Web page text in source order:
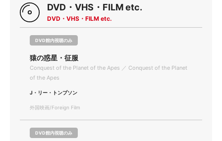
DVD・VHS・FILM etc.
DVD・VHS・FILM etc.
DVD館内視聴のみ
猿の惑星・征服
Conquest of the Planet of the Apes ／ Conquest of the Planet
of the Apes
J・リー・トンプソン
外国映画/Foreign Film
DVD館内視聴のみ